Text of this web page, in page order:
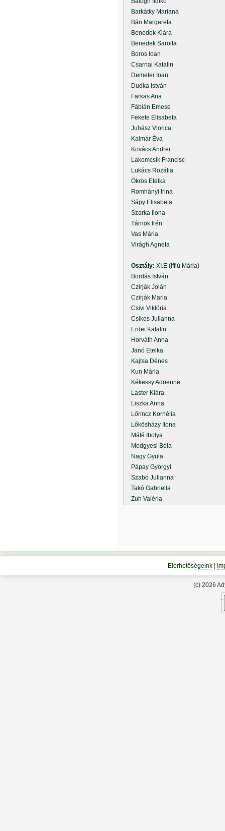
Barkátky Mariana
Bán Margareta
Benedek Klára
Benedek Sarolta
Boros Ioan
Csarnai Katalin
Demeter Ioan
Dudka István
Farkas Ana
Fábián Emese
Fekete Elisabeta
Juhász Viorica
Kalmár Éva
Kovács Andrei
Lakomcsik Francisc
Lukács Rozália
Ökrös Etelka
Romhányi Irina
Sápy Elisabeta
Szarka Ilona
Tárnok Irén
Vas Mária
Virágh Agneta
Osztály: XI.E (Iffiú Mária)
Bordás István
Czirják Jolán
Czirják Maria
Csivi Viktória
Csikos Julianna
Erdei Katalin
Horváth Anna
Janó Etelka
Kajtsa Dénes
Kun Mária
Kékessy Adrienne
Laster Klára
Liszka Anna
Lőrincz Kornélia
Lőkösházy Ilona
Máté Ibolya
Medgyesi Béla
Nagy Gyula
Pápay Györgyi
Szabó Julianna
Takó Gabriella
Zuh Valéria
Elérhetőségeink|
(c) 2026